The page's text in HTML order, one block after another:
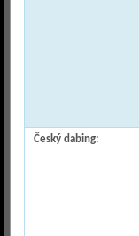
Český dabing: